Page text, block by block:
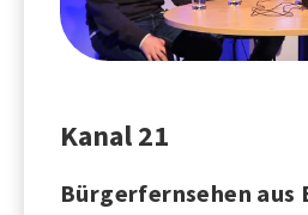
Kanal 21
Bürgerfernsehen aus